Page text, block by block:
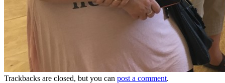
Trackbacks are closed, but you can post a comment.